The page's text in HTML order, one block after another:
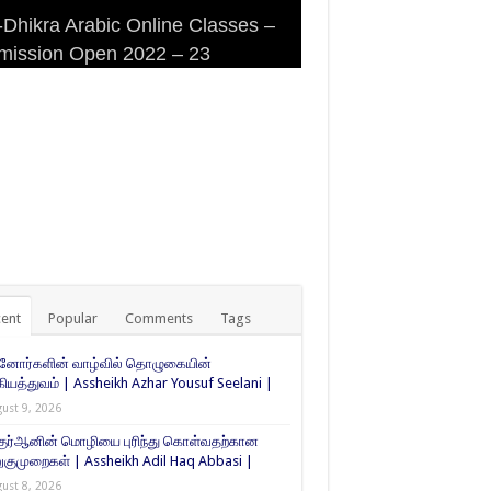
Arabic Online Classes –
Open 2022 – 23
Arabic Online Classes –
DHIKRA ARABIC COLLEGE
Masjid (Kuwait Masjid), Malaz,
Popular Comments Tags
வாழ்வில் தொழுகையின்
| Assheikh Azhar Yousuf Seelani |
9, 2026
மொழியை புரிந்து கொள்வதற்கான
| Assheikh Adil Haq Abbasi |
8, 2026